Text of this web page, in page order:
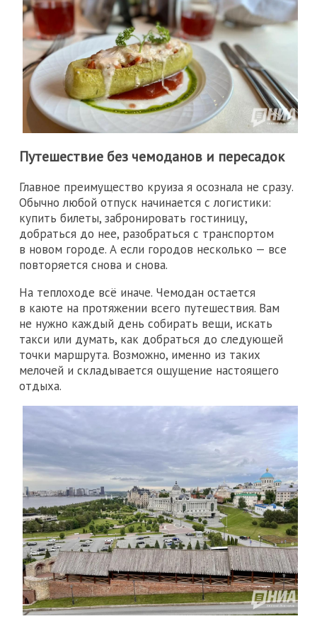
Путешествие без чемоданов и пересадок
Главное преимущество круиза я осознала не сразу.
Обычно любой отпуск начинается с логистики:
купить билеты, забронировать гостиницу,
добраться до нее, разобраться с транспортом
в новом городе. А если городов несколько — все
повторяется снова и снова.
На теплоходе всё иначе. Чемодан остается
в каюте на протяжении всего путешествия. Вам
не нужно каждый день собирать вещи, искать
такси или думать, как добраться до следующей
точки маршрута. Возможно, именно из таких
мелочей и складывается ощущение настоящего
отдыха.